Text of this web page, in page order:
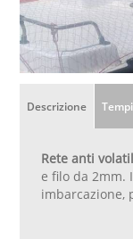
Descrizione
Rete anti
e filo da 2mm.
imbarcazione,
rifinita con